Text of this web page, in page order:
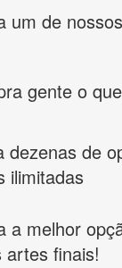
um de
gente o
dezenas de
ilimitadas
a melhor
artes finais!